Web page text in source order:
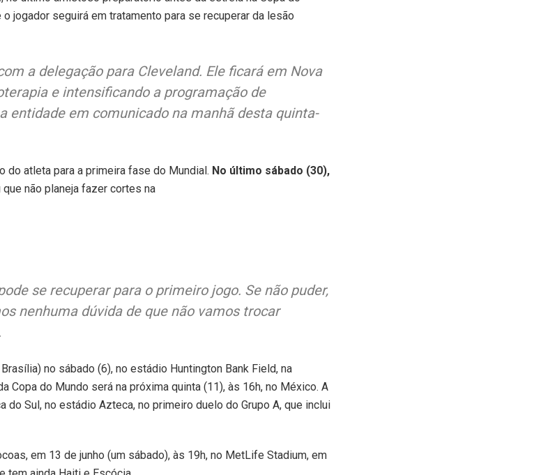
jogador seguirá em tratamento para se recuperar da lesão
a delegação para Cleveland. Ele ficará em Nova
e intensificando a programação de
entidade em comunicado na manhã desta quinta-
do atleta para a primeira fase do Mundial. No último sábado (30),
não planeja fazer cortes na
se recuperar para o primeiro jogo. Se não puder,
nenhuma dúvida de que não vamos trocar
no sábado (6), no estádio Huntington Bank Field, na
Copa do Mundo será na próxima quinta (11), às 16h, no México. A
Sul, no estádio Azteca, no primeiro duelo do Grupo A, que inclui
em 13 de junho (um sábado), às 19h, no MetLife Stadium, em